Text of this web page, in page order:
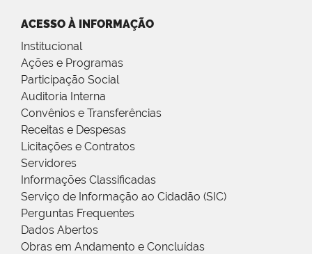
ACESSO À INFORMAÇÃO
Institucional
Ações e Programas
Participação Social
Auditoria Interna
Convênios e Transferências
Receitas e Despesas
Licitações e Contratos
Servidores
Informações Classificadas
Serviço de Informação ao Cidadão (SIC)
Perguntas Frequentes
Dados Abertos
Obras em Andamento e Concluídas